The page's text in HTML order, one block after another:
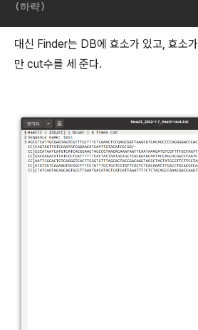
(하략)
대신 Finder는 DB에 효소가 있고, 효소
만 cut수를 세 준다.